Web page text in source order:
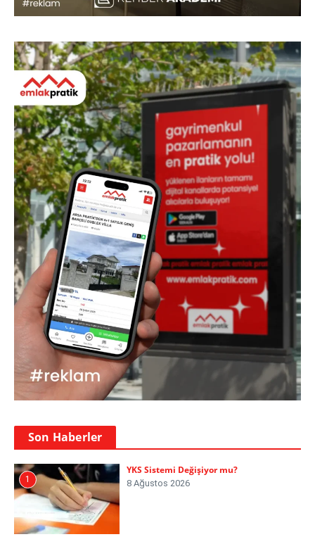
Son Haberler
1
YKS Sistemi Değişiyor mu?
8 Ağustos 2026